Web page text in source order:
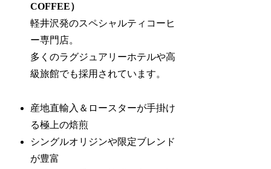
COFFEE）
軽井沢発のスペシャルティコーヒ
ー専門店。
多くのラグジュアリーホテルや高
級旅館でも採用されています。
産地直輸入＆ロースターが手掛け
る極上の焙煎
シングルオリジンや限定ブレンド
が豊富